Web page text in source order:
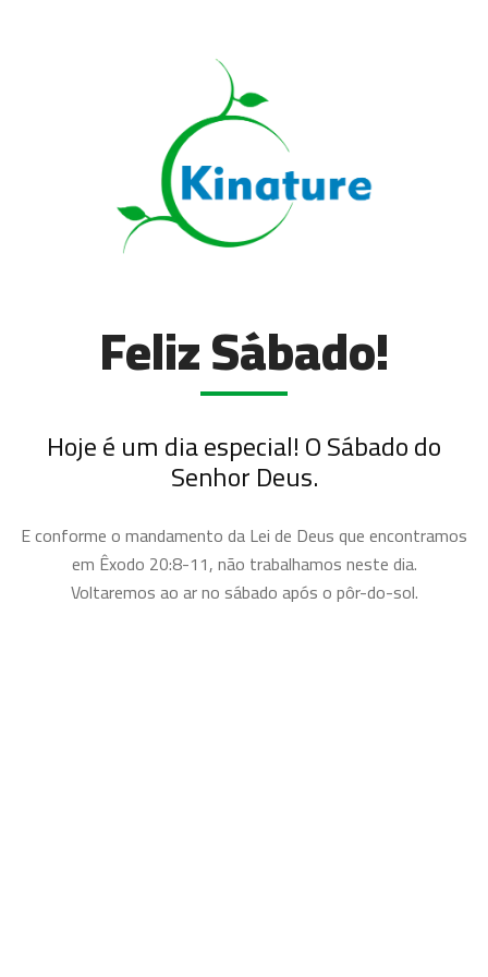
Feliz Sábado!
Hoje é um dia especial! O Sábado do
Senhor Deus.
E conforme o mandamento da Lei de Deus que encontramos
em Êxodo 20:8-11, não trabalhamos neste dia.
Voltaremos ao ar no sábado após o pôr-do-sol.